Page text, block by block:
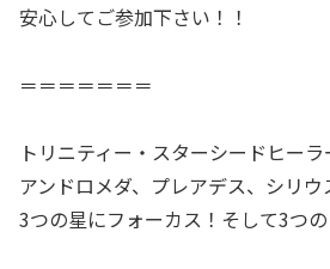
安心してご参加下さい！！
＝＝＝＝＝＝＝
トリニティー・スターシードヒーラ
アンドロメダ、プレアデス、シリウ
3つの星にフォーカス！そして3つ